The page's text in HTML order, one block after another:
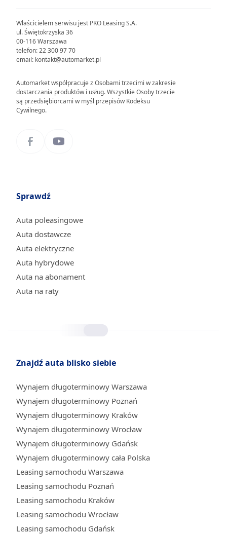
Właścicielem serwisu jest PKO Leasing S.A.
ul. Świętokrzyska 36
00-116 Warszawa
telefon: 22 300 97 70
email: kontakt@automarket.pl
Automarket współpracuje z Osobami trzecimi w zakresie
dostarczania produktów i usług. Wszystkie Osoby trzecie
są przedsiębiorcami w myśl przepisów Kodeksu
Cywilnego.
Sprawdź
Auta poleasingowe
Auta dostawcze
Auta elektryczne
Auta hybrydowe
Auta na abonament
Auta na raty
Znajdź auta blisko siebie
Wynajem długoterminowy Warszawa
Wynajem długoterminowy Poznań
Wynajem długoterminowy Kraków
Wynajem długoterminowy Wrocław
Wynajem długoterminowy Gdańsk
Wynajem długoterminowy cała Polska
Leasing samochodu Warszawa
Leasing samochodu Poznań
Leasing samochodu Kraków
Leasing samochodu Wrocław
Leasing samochodu Gdańsk